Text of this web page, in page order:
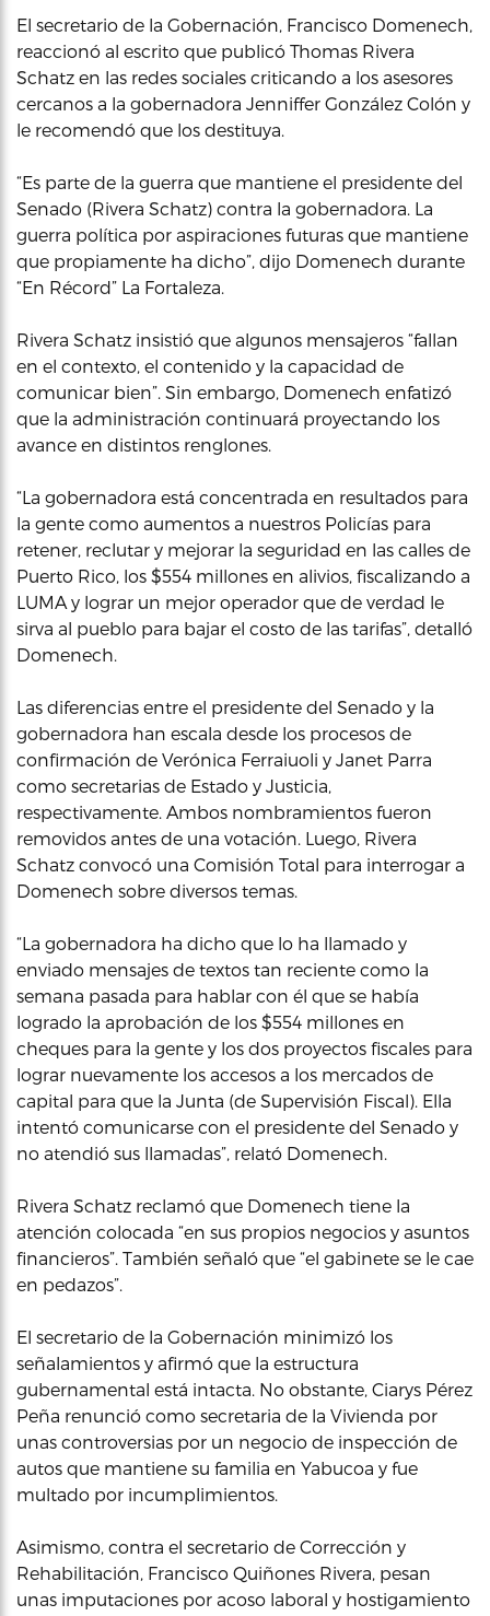
El secretario de la Gobernación, Francisco Domenech,
reaccionó al escrito que publicó Thomas Rivera
Schatz en las redes sociales criticando a los asesores
cercanos a la gobernadora Jenniffer González Colón y
le recomendó que los destituya.
“Es parte de la guerra que mantiene el presidente del
Senado (Rivera Schatz) contra la gobernadora. La
guerra política por aspiraciones futuras que mantiene
que propiamente ha dicho”, dijo Domenech durante
“En Récord” La Fortaleza.
Rivera Schatz insistió que algunos mensajeros “fallan
en el contexto, el contenido y la capacidad de
comunicar bien”. Sin embargo, Domenech enfatizó
que la administración continuará proyectando los
avance en distintos renglones.
“La gobernadora está concentrada en resultados para
la gente como aumentos a nuestros Policías para
retener, reclutar y mejorar la seguridad en las calles de
Puerto Rico, los $554 millones en alivios, fiscalizando a
LUMA y lograr un mejor operador que de verdad le
sirva al pueblo para bajar el costo de las tarifas”, detalló
Domenech.
Las diferencias entre el presidente del Senado y la
gobernadora han escala desde los procesos de
confirmación de Verónica Ferraiuoli y Janet Parra
como secretarias de Estado y Justicia,
respectivamente. Ambos nombramientos fueron
removidos antes de una votación. Luego, Rivera
Schatz convocó una Comisión Total para interrogar a
Domenech sobre diversos temas.
“La gobernadora ha dicho que lo ha llamado y
enviado mensajes de textos tan reciente como la
semana pasada para hablar con él que se había
logrado la aprobación de los $554 millones en
cheques para la gente y los dos proyectos fiscales para
lograr nuevamente los accesos a los mercados de
capital para que la Junta (de Supervisión Fiscal). Ella
intentó comunicarse con el presidente del Senado y
no atendió sus llamadas”, relató Domenech.
Rivera Schatz reclamó que Domenech tiene la
atención colocada “en sus propios negocios y asuntos
financieros”. También señaló que “el gabinete se le cae
en pedazos”.
El secretario de la Gobernación minimizó los
señalamientos y afirmó que la estructura
gubernamental está intacta. No obstante, Ciarys Pérez
Peña renunció como secretaria de la Vivienda por
unas controversias por un negocio de inspección de
autos que mantiene su familia en Yabucoa y fue
multado por incumplimientos.
Asimismo, contra el secretario de Corrección y
Rehabilitación, Francisco Quiñones Rivera, pesan
unas imputaciones por acoso laboral y hostigamiento